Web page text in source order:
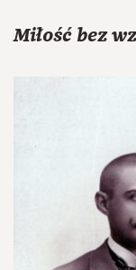
Miłość bez